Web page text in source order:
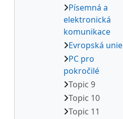
Písemná a
elektronická
komunikace
Evropská unie
PC pro
pokročilé
Topic 9
Topic 10
Topic 11